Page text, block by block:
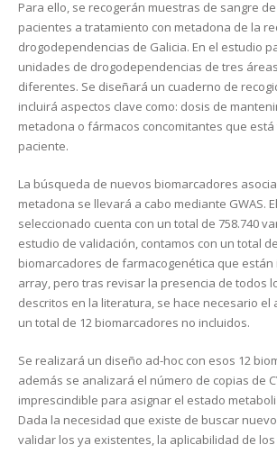
Para ello, se recogerán muestras de sangre
pacientes a tratamiento con metadona de la
drogodependencias de Galicia. En el estudio
unidades de drogodependencias de tres
diferentes. Se diseñará un cuaderno de
incluirá aspectos clave como: dosis de
metadona o fármacos concomitantes que
paciente.
La búsqueda de nuevos biomarcadores
metadona se llevará a cabo mediante GWAS.
seleccionado cuenta con un total de 758.740
estudio de validación, contamos con un total
biomarcadores de farmacogenética que
array, pero tras revisar la presencia de todos
descritos en la literatura, se hace necesario el
un total de 12 biomarcadores no incluidos.
Se realizará un diseño ad-hoc con esos 12
además se analizará el número de copias de
imprescindible para asignar el estado
Dada la necesidad que existe de buscar
validar los ya existentes, la aplicabilidad de